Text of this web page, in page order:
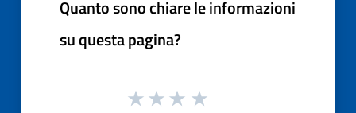
Quanto sono chiare le informazioni
su questa pagina?